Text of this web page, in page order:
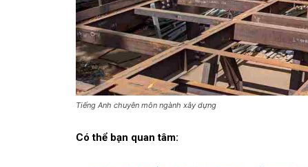
Tiếng Anh chuyên môn ngành xây dựng
Có thể bạn quan tâm: